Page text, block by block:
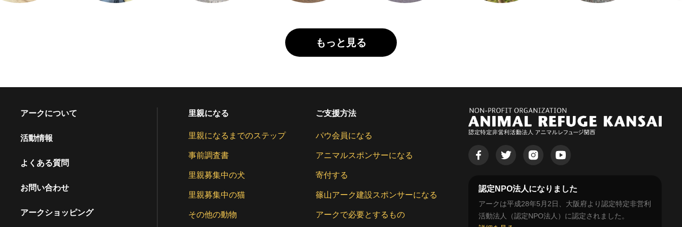
もっと見る
アークについて
活動情報
よくある質問
お問い合わせ
アークショッピング
里親になる
里親になるまでのステップ
事前調査書
里親募集中の犬
里親募集中の猫
その他の動物
ご支援方法
パウ会員になる
アニマルスポンサーになる
寄付する
篠山アーク建設スポンサーになる
アークで必要とするもの
認定NPO法人になりました
アークは平成28年5月2日、大阪府より認定特定非営利
活動法人（認定NPO法人）に認定されました。